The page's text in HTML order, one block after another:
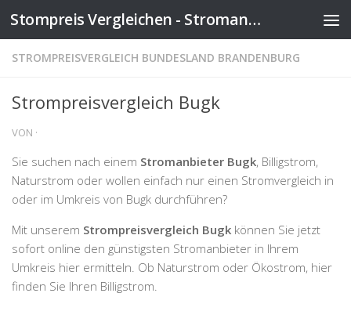
Zum Inhalt springen Stompreis Vergleichen - Stromanbieter wechseln
STROMPREISVERGLEICH BUNDESLAND BRANDENBURG
Strompreisvergleich Bugk
VON ·
Sie suchen nach einem Stromanbieter Bugk, Billigstrom,
Naturstrom oder wollen einfach nur einen Stromvergleich in
oder im Umkreis von Bugk durchführen?
Mit unserem Strompreisvergleich Bugk können Sie jetzt
sofort online den günstigsten Stromanbieter in Ihrem
Umkreis hier ermitteln. Ob Naturstrom oder Ökostrom, hier
finden Sie Ihren Billigstrom.